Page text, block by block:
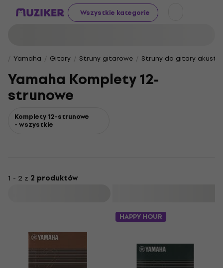
Wszystkie kategorie
Yamaha Gitary Struny gitarowe Struny do gitary
Yamaha Komplety 12-
strunowe
Komplety 12-strunowe
- wszystkie
1 - 2 z 2 produktów
HAPPY HOUR